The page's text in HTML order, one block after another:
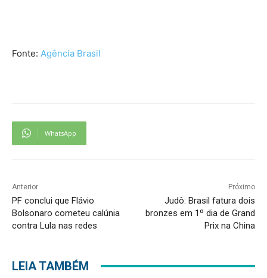
Fonte: Agência Brasil
WhatsApp
Anterior
PF conclui que Flávio
Bolsonaro cometeu calúnia
contra Lula nas redes
Próximo
Judô: Brasil fatura dois
bronzes em 1º dia de Grand
Prix na China
LEIA TAMBÉM